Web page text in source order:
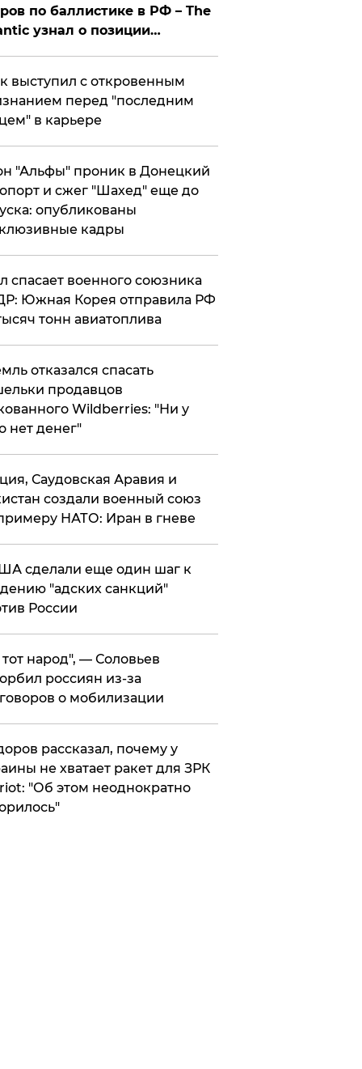
по баллистике в РФ – The
узнал о позиции
выступил с откровенным
перед "последним
в карьере
"Альфы" проник в Донецкий
и сжег "Шахед" еще до
опубликованы
кадры
спасает военного союзника
Южная Корея отправила РФ
тонн авиатоплива
отказался спасать
продавцов
Wildberries: "Ни у
нет денег"
Саудовская Аравия и
создали военный союз
НАТО: Иран в гневе
сделали еще один шаг к
"адских санкций"
России
народ", — Соловьев
россиян из-за
о мобилизации
рассказал, почему у
не хватает ракет для ЗРК
"Об этом неоднократно